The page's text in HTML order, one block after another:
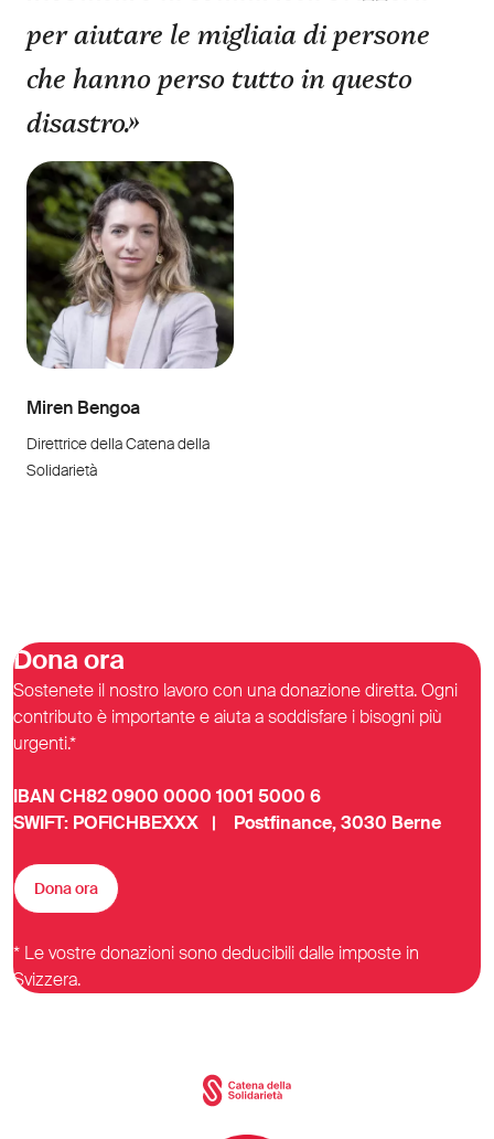
per aiutare le migliaia di persone
che hanno perso tutto in questo
disastro.»
Miren Bengoa
Direttrice della Catena della
Solidarietà
Dona ora
Sostenete il nostro lavoro con una donazione diretta. Ogni
contributo è importante e aiuta a soddisfare i bisogni più
urgenti.*
IBAN CH82 0900 0000 1001 5000 6
SWIFT: POFICHBEXXX | Postfinance, 3030 Berne
Dona ora
* Le vostre donazioni sono deducibili dalle imposte in
Svizzera.